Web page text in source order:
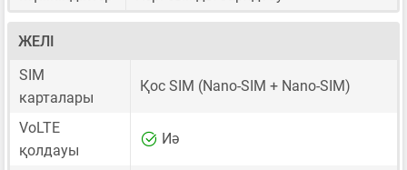
ЖЕЛІ
SIM
карталары
Қос SIM (Nano-SIM + Nano-SIM)
VoLTE
қолдауы
Иә